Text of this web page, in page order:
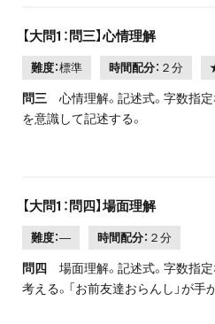
【大問1：問三】心情理解
難度：標準 時間配分： ２分
問三 心情理解。記述式。字数指定
を意識して記述する。
【大問1：問四】場面理解
難度：― 時間配分： ２分
問四
場面理解。記述式。字数指定
考える。「お前友達おらんし」が手